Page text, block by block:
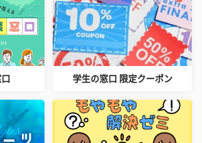
学生の窓口 限定クーポン